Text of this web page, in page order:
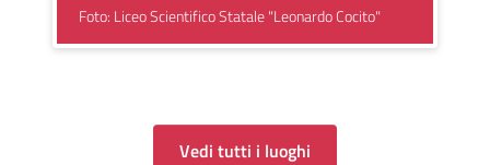
Foto: Liceo Scientifico Statale "Leonardo Cocito"
Vedi tutti i luoghi